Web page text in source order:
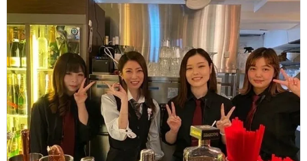
学歴(中卒・高卒)不問 友達と一緒に応募OK 昇給あり 髪型・髪色自由
ネイルOK 駅から徒歩5分以内 まかない・食事補助 社員登用あり